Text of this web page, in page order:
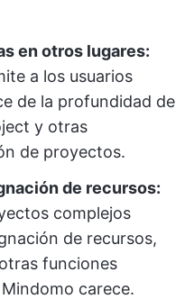
en otros lugares:
a los usuarios
de la profundidad de
y otras
de proyectos.
de recursos:
complejos
de recursos,
funciones
carece.